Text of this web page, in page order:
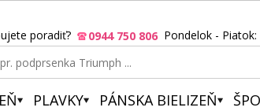
poradiť? 0944 750 806 Pondelok - Piatok:
PLAVKY PÁNSKA BIELIZEŇ